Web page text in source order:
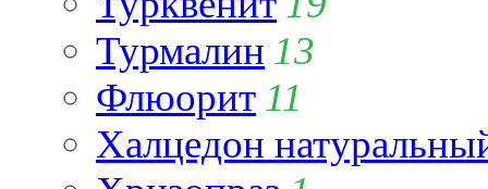
Турмалин 13
Флюорит 11
Халцедон